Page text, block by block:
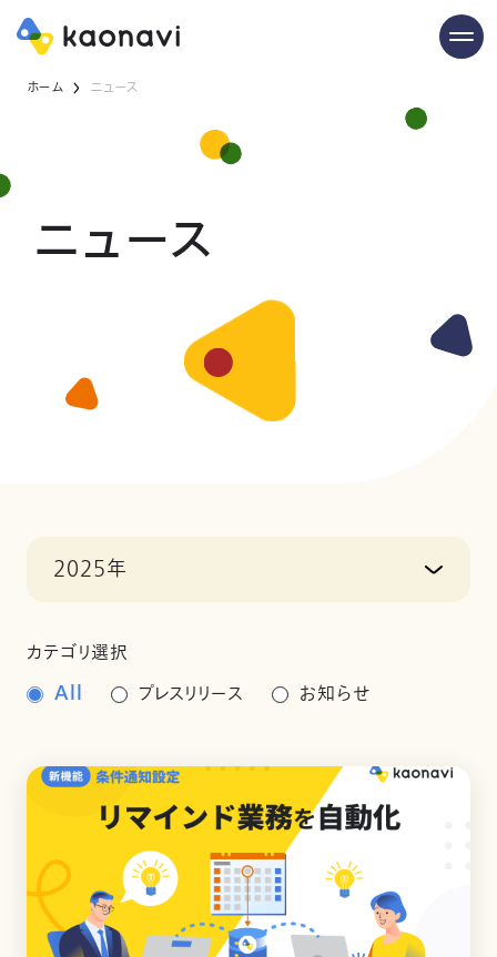
ホーム ニュース
ニュース
2025年
カテゴリ選択
All プレスリリース お知らせ